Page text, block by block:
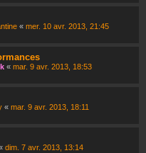
« mer. 10 avr. 2013, 21:45
« mar. 9 avr. 2013, 18:53
« mar. 9 avr. 2013, 18:11
dim. 7 avr. 2013, 13:14